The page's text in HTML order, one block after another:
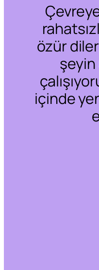
özür
içinde